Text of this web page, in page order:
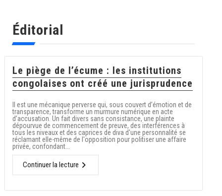
Éditorial
Le piège de l’écume : les institutions
congolaises ont créé une jurisprudence
Il est une mécanique perverse qui, sous couvert d’émotion et de
transparence, transforme un murmure numérique en acte
d’accusation. Un fait divers sans consistance, une plainte
dépourvue de commencement de preuve, des interférences à
tous les niveaux et des caprices de diva d'une personnalité se
réclamant elle-même de l'opposition pour politiser une affaire
privée, confondant...
Continuer la lecture